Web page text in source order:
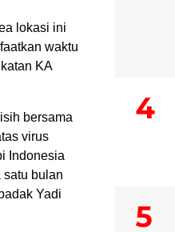
lokasi ini
waktu
KA
bersama
virus
Indonesia
satu bulan
Yadi